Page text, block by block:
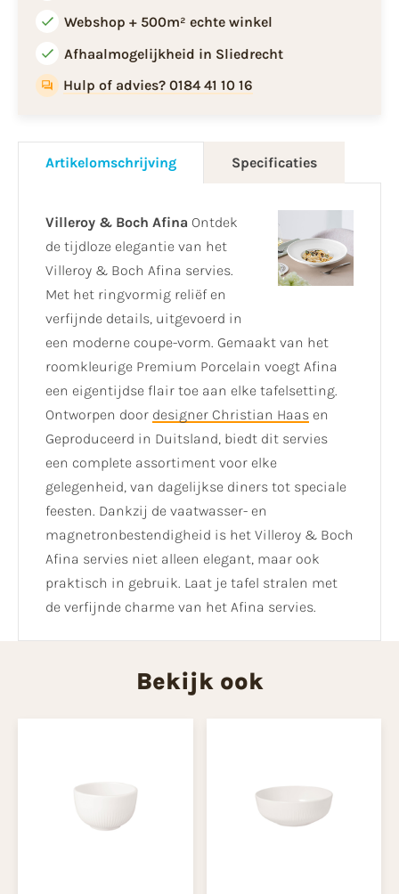
Webshop + 500m² echte winkel
Afhaalmogelijkheid in Sliedrecht
Hulp of advies? 0184 41 10 16
Artikelomschrijving Specificaties
Villeroy & Boch Afina Ontdek
de tijdloze elegantie van het
Villeroy & Boch Afina servies.
Met het ringvormig reliëf en
verfijnde details, uitgevoerd in
een moderne coupe-vorm. Gemaakt van het
roomkleurige Premium Porcelain voegt Afina
een eigentijdse flair toe aan elke tafelsetting.
Ontworpen door designer Christian Haas en
Geproduceerd in Duitsland, biedt dit servies
een complete assortiment voor elke
gelegenheid, van dagelijkse diners tot speciale
feesten. Dankzij de vaatwasser- en
magnetronbestendigheid is het Villeroy & Boch
Afina servies niet alleen elegant, maar ook
praktisch in gebruik. Laat je tafel stralen met
de verfijnde charme van het Afina servies.
Bekijk ook